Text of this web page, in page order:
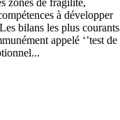
zones de fragilité,
à développer
bilans les plus courants
appelé ‘’test de